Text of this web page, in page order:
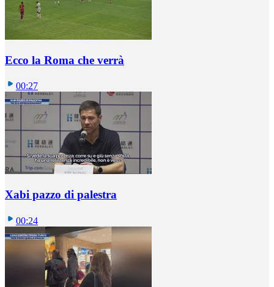
Ecco la Roma che verrà
00:27
Xabi pazzo di palestra
00:24